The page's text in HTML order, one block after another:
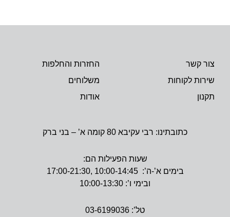
צור קשר
שירות לקוחות
תקנון
החזרות והחלפות
משלוחים
אודות
כתובתינו: רבי עקיבא 80 קומה א’ – בני ברק
שעות הפעילות הם:
בימים א’-ה’: 10:00-14:45 ,17:00-21:30
ובימי ו’: 10:00-13:30
טל’: 03-6199036